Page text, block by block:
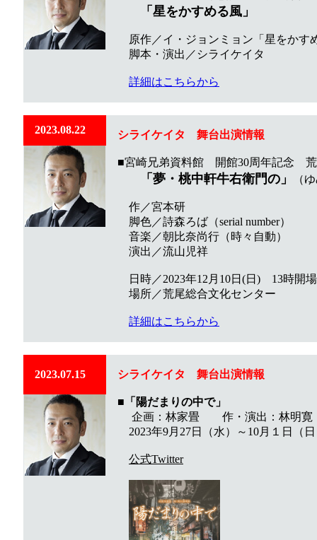
「星をかすめる風」
原作／イ・ジョンミョン「星をかす
脚本・演出／シライケイタ
詳細はこちらから
2023.08.22 シライケイタ 舞台出演情報
■宮崎兄弟資料館 開館30周年記念
「夢・桃中軒牛右衛門の」 （
作／宮本研
脚色／詩森ろば（serial number）
音楽／朝比奈尚行（時々自動）
演出／流山児祥
日時／2023年12月10日(日) 13時開
場所／荒尾総合文化センター
詳細はこちらから
2023.07.15 シライケイタ 舞台出演情報
■ 「陽だまりの中で」
企画：林家畳 作・演出：林明寛
2023年9月27日（水）～10月１日（
公式Twitter